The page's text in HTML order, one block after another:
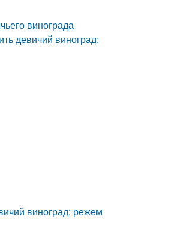
винограда
девичий виноград:
виноград: режем